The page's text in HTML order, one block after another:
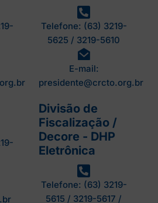
Telefone: (63) 3219-
5625 / 3219-5610
E-mail:
presidente@crcto.org.br
Divisão de
Fiscalização /
Decore - DHP
Eletrônica
Telefone: (63) 3219-
5615 / 3219-5617 /